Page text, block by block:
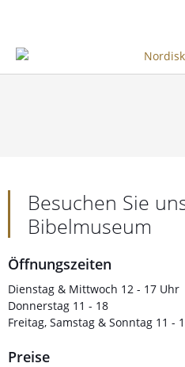
Besuchen Sie
Bibelmuseum
Öffnungszeiten
Dienstag & Mittwoch 12 - 17 Uhr
Donnerstag 11 - 18
Freitag, Samstag & Sonntag 11 -
Preise